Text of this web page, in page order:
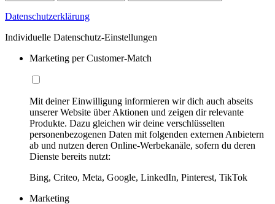
Datenschutzerklärung
Individuelle Datenschutz-Einstellungen
Marketing per Customer-Match
Mit deiner Einwilligung informieren wir dich auch abseits
unserer Website über Aktionen und zeigen dir relevante
Produkte. Dazu gleichen wir deine verschlüsselten
personenbezogenen Daten mit folgenden externen Anbietern
ab und nutzen deren Online-Werbekanäle, sofern du deren
Dienste bereits nutzt:
Bing, Criteo, Meta, Google, LinkedIn, Pinterest, TikTok
Marketing